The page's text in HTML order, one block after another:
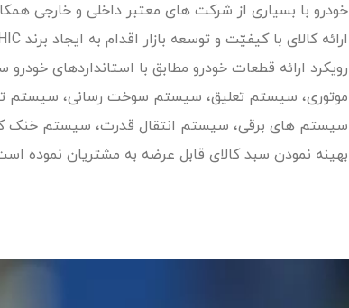
خودرو با بسیاری از شرکت های معتبر داخلی و خارجی
رویکرد ارائه قطعات خودرو مطابق با استانداردهای
موتوری، سیستم تعلیق، سیستم سوخت رسانی، سیستم
سیستم های برقی، سیستم انتقال قدرت، سیستم خنک
بهینه نمودن سبد کالای قابل عرضه به مشتریان نموده